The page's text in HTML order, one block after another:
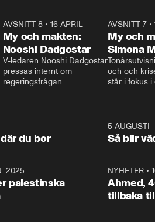
AVSNITT 8• 16 APRIL
My och makten:
Nooshi Dadgostar
V-ledaren Nooshi Dadgostar
pressas internt om
regeringsfrågan.
– Vi ställer upp i val. Ska vi
vara med så sitter vi förstås
AVSNITT 7•
My och
Simona
och och
står i fokus i
kommentator
Rohwedder
utbildnings-
du bor
5 AUGUSTI
Så blir
2025
palestinska
NYHETER•
Ahmed,
tillbaka